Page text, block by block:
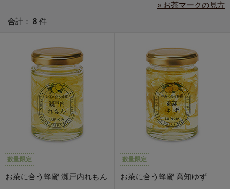
» お茶マークの見方
合計： 8 件
数量限定
お茶に合う蜂蜜 瀬戸内れもん
数量限定
お茶に合う蜂蜜 高知ゆず